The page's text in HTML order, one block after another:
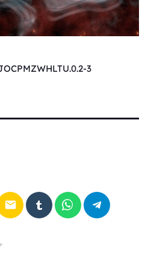
3
email